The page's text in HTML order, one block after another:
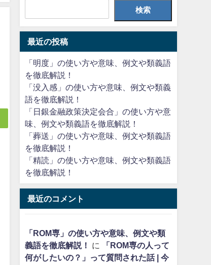
検索
最近の投稿
「明度」の使い方や意味、例文や類義語
を徹底解説！
「没入感」の使い方や意味、例文や類義
語を徹底解説！
「日銀金融政策決定会合」の使い方や意
味、例文や類義語を徹底解説！
「葬送」の使い方や意味、例文や類義語
を徹底解説！
「精読」の使い方や意味、例文や類義語
を徹底解説！
最近のコメント
「ROM専」の使い方や意味、例文や類
義語を徹底解説！
に
「ROM専の人って
何がしたいの？」って質問された話 | 今